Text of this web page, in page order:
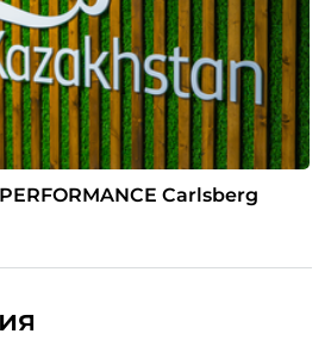
Carlsberg